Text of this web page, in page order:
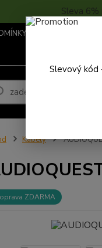
Sleva 6%
...
Kabely
ZDARMA
Slevový kód